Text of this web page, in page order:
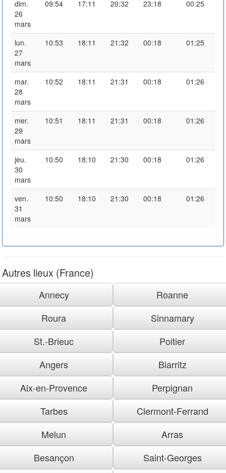
dim.
26
mars
09:54 17:11 20:32 23:18 00:25
lun.
27
mars
10:53 18:11 21:32 00:18 01:25
mar.
28
mars
10:52 18:11 21:31 00:18 01:26
mer.
29
mars
10:51 18:11 21:31 00:18 01:26
jeu.
30
mars
10:50 18:10 21:30 00:18 01:26
ven.
31
mars
10:50 18:10 21:30 00:18 01:26
Autres lieux (France)
Annecy
Roanne
Roura
Sinnamary
St.-Brieuc
Poitier
Angers
Biarritz
Aix-en-Provence
Perpignan
Tarbes
Clermont-Ferrand
Melun
Arras
Besançon
Saint-Georges